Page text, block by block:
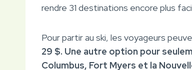
rendre 31 destinations encore plus
Pour partir au ski, les voyageurs
29 $. Une autre option pour
Columbus, Fort Myers et la